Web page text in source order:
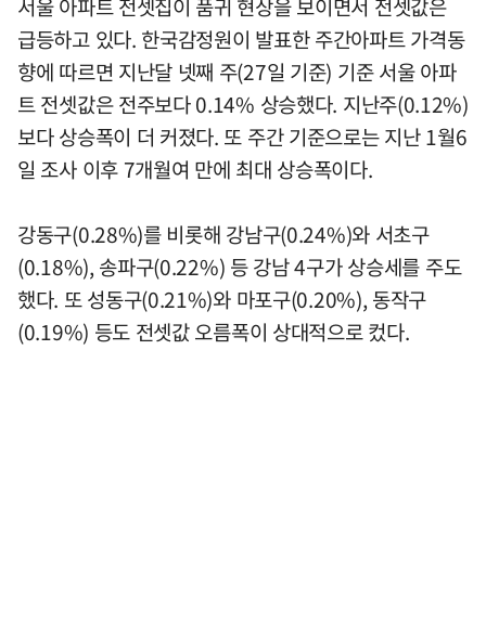
서울 아파트 전셋집이 품귀 현상을 보이면서 전셋값은
급등하고 있다. 한국감정원이 발표한 주간아파트 가격동
향에 따르면 지난달 넷째 주(27일 기준) 기준 서울 아파
트 전셋값은 전주보다 0.14% 상승했다. 지난주(0.12%)
보다 상승폭이 더 커졌다. 또 주간 기준으로는 지난 1월6
일 조사 이후 7개월여 만에 최대 상승폭이다.
강동구(0.28%)를 비롯해 강남구(0.24%)와 서초구
(0.18%), 송파구(0.22%) 등 강남 4구가 상승세를 주도
했다. 또 성동구(0.21%)와 마포구(0.20%), 동작구
(0.19%) 등도 전셋값 오름폭이 상대적으로 컸다.